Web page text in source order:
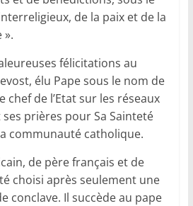
de la paix et de la
félicitations au
élu Pape sous le nom de
chef de l’Etat sur les réseaux
prières pour Sa Sainteté
communauté catholique.
de père français et de
choisi après seulement une
conclave. Il succède au pape